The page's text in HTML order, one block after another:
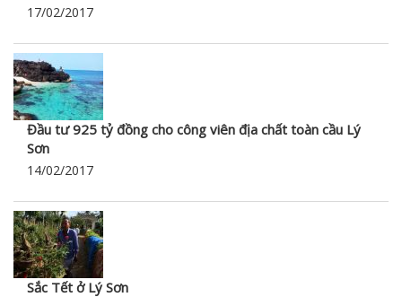
17/02/2017
Đầu tư 925 tỷ đồng cho công viên địa chất toàn cầu Lý
Sơn
14/02/2017
Sắc Tết ở Lý Sơn